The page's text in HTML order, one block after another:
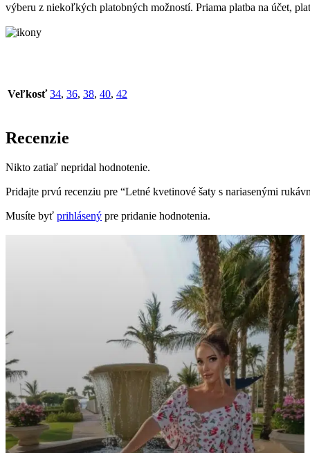
výberu z niekoľkých platobných možností. Priama platba na účet,
Veľkosť 34, 36, 38, 40, 42
Recenzie
Nikto zatiaľ nepridal hodnotenie.
Pridajte prvú recenziu pre “Letné kvetinové šaty s nariasenými
Musíte byť prihlásený pre pridanie hodnotenia.